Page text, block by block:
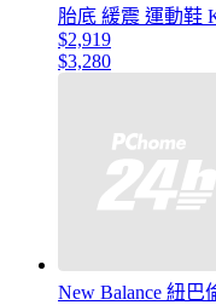
胎底 緩震 運動鞋
$2,919
$3,280
New Balance 紐巴